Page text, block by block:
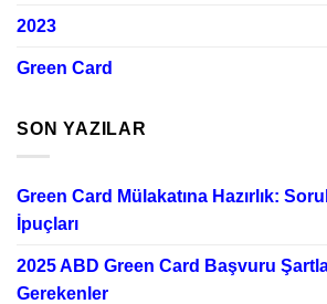
2023
Green Card
SON YAZILAR
Green Card Mülakatına Hazırlık:
İpuçları
2025 ABD Green Card Başvuru
Gerekenler